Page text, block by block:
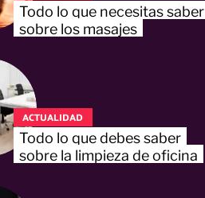
Todo lo que necesitas saber
sobre los masajes
ACTUALIDAD
Todo lo que debes saber
sobre la limpieza de oficina